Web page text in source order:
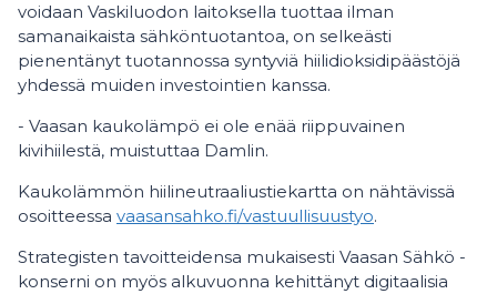
voidaan Vaskiluodon laitoksella tuottaa ilman
samanaikaista sähköntuotantoa, on selkeästi
pienentänyt tuotannossa syntyviä hiilidioksidipäästöjä
yhdessä muiden investointien kanssa.
- Vaasan kaukolämpö ei ole enää riippuvainen
kivihiilestä, muistuttaa Damlin.
Kaukolämmön hiilineutraaliustiekartta on nähtävissä
osoitteessa vaasansahko.fi/vastuullisuustyo.
Strategisten tavoitteidensa mukaisesti Vaasan Sähkö -
konserni on myös alkuvuonna kehittänyt digitaalisia